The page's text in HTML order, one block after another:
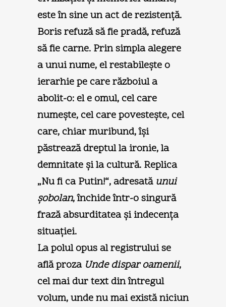
este în sine un act de rezistenţă.
Boris refuză să fie pradă, refuză
să fie carne. Prin simpla alegere
a unui nume, el restabileşte o
ierarhie pe care războiul a
abolit-o: el e omul, cel care
numeşte, cel care povesteşte, cel
care, chiar muribund, îşi
păstrează dreptul la ironie, la
demnitate şi la cultură. Replica
„Nu fi ca Putin!“, adresată unui
şobolan, închide într-o singură
frază absurditatea şi indecenţa
situaţiei.
La polul opus al registrului se
află proza Unde dispar oamenii,
cel mai dur text din întregul
volum, unde nu mai există niciun